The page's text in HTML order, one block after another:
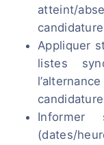
atteint/
Appliquer
listes
Informer
(dates/